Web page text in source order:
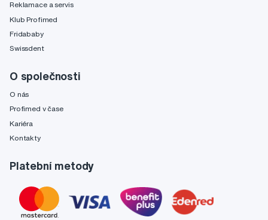
Reklamace a servis
Klub Profimed
Fridababy
Swissdent
O společnosti
O nás
Profimed v čase
Kariéra
Kontakty
Platební metody